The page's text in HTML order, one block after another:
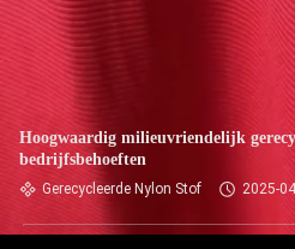
GEVALLEN
SITEMAP
PRIVACY
Hoogwaardig milieuvriendelijk
bedrijfsbehoeften
Gerecycleerde Nylon Stof 2025-